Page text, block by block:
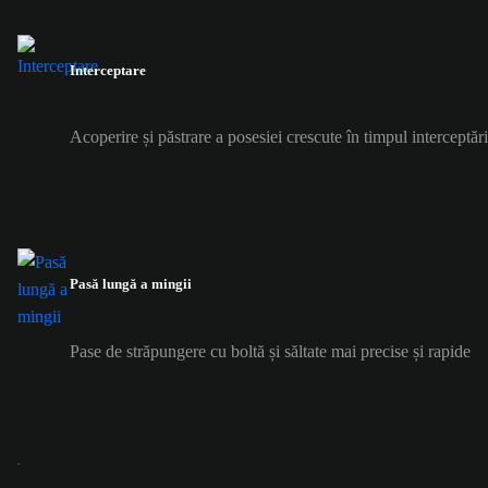
Interceptare
Acoperire și păstrare a posesiei crescute în timpul
Pasă lungă a mingii
Pase de străpungere cu boltă și săltate mai precise și rapide